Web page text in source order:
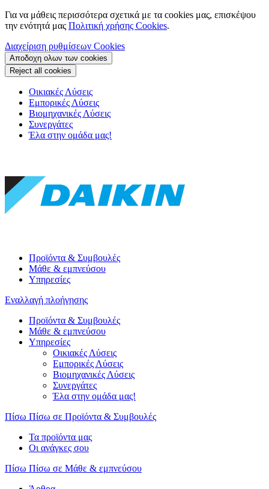
Για να μάθεις περισσότερα σχετικά με τα cookies μας, επισκέψου
την ενότητά μας Πολιτική χρήσης Cookies.
Διαχείριση ρυθμίσεων Cookies
Αποδοχη ολων των cookies
Reject all cookies
Οικιακές Λύσεις
Εμπορικές Λύσεις
Βιομηχανικές Λύσεις
Συνεργάτες
Έλα στην ομάδα μας!
Προϊόντα & Συμβουλές
Μάθε & εμπνεύσου
Υπηρεσίες
Εναλλαγή πλοήγησης
Προϊόντα & Συμβουλές
Μάθε & εμπνεύσου
Υπηρεσίες
Οικιακές Λύσεις
Εμπορικές Λύσεις
Βιομηχανικές Λύσεις
Συνεργάτες
Έλα στην ομάδα μας!
Πίσω Πίσω σε Προϊόντα & Συμβουλές
Τα προϊόντα μας
Οι ανάγκες σου
Πίσω Πίσω σε Μάθε & εμπνεύσου